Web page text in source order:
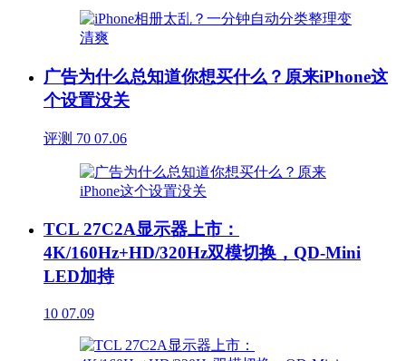
广告为什么总知道你想买什么？原来iPhone这
个设置没关
评测 70 07.06
TCL 27C2A显示器上市：
4K/160Hz+HD/320Hz双模切换，QD-Mini
LED加持
10 07.09